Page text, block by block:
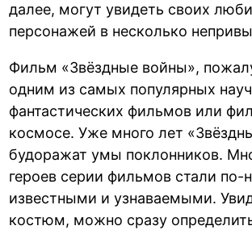
далее, могут увидеть своих
персонажей в несколько
Фильм «Звёздные войны»,
одним из самых популярных
фантастических фильмов или
космосе. Уже много лет
будоражат умы поклонников.
героев серии фильмов стали по-
известными и узнаваемыми.
костюм, можно сразу